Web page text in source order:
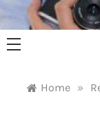
Home »